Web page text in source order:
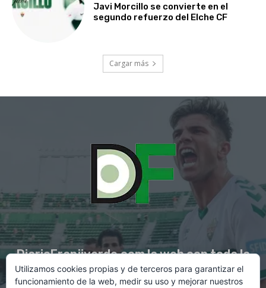
Javi Morcillo se convierte en el
segundo refuerzo del Elche CF
Cargar más
DiarioFranjiverde.com la web con toda la
información del Elche C.F.
Utilizamos cookies propias y de terceros para garantizar el
funcionamiento de la web, medir su uso y mejorar nuestros